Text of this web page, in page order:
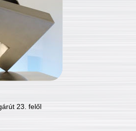
23. felől